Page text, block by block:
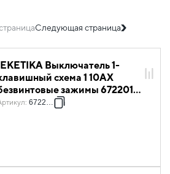
Следующая страница
Выключатель 1-
схема 1 10АХ
зажимы 6722011
IEK
: 6722011